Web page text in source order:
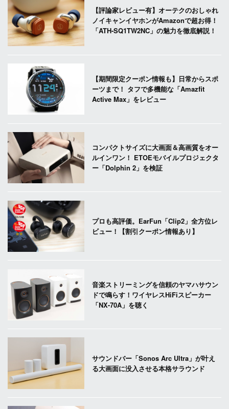
【評論家レビュー有】オーテクのおしゃれ
ノイキャンイヤホンがAmazonで超お得！
「ATH-SQ1TW2NC」の魅力を徹底解説！
【期間限定クーポン情報も】日常からスポ
ーツまで！ タフで多機能な「Amazfit
Active Max」をレビュー
コンパクトサイズに大画面＆高画質をオー
ルインワン！ ETOEモバイルプロジェクタ
ー「Dolphin 2」を検証
プロも高評価。EarFun「Clip2」全方位レ
ビュー！【割引クーポン情報あり】
音楽ストリーミングを信頼のヤマハサウン
ドで鳴らす！ワイヤレスHiFiスピーカー
「NX-70A」を聴く
サウンドバー「Sonos Arc Ultra」が叶え
る大画面に没入させる本格サラウンド